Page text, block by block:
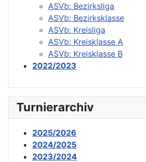
ASVb: Bezirksliga
ASVb: Bezirksklasse
ASVb: Kreisliga
ASVb: Kreisklasse A
ASVb: Kreisklasse B
2022/2023
Turnierarchiv
2025/2026
2024/2025
2023/2024